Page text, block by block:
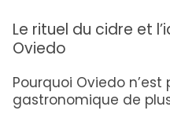
Le rituel du cidre et
Oviedo
Pourquoi Oviedo n’est
gastronomique de